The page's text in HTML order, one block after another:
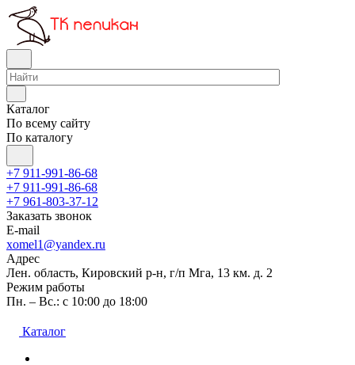
Каталог
По всему сайту
По каталогу
+7 911-991-86-68
+7 911-991-86-68
+7 961-803-37-12
Заказать звонок
E-mail
xomel1@yandex.ru
Адрес
Лен. область, Кировский р-н, г/п Мга, 13 км. д. 2
Режим работы
Пн. – Вс.: с 10:00 до 18:00
Каталог